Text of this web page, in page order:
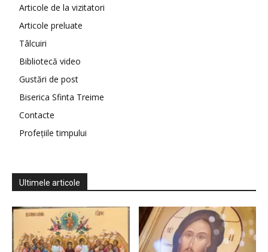
Articole de la vizitatori
Articole preluate
Tâlcuiri
Bibliotecă video
Gustări de post
Biserica Sfinta Treime
Contacte
Profețiile timpului
Ultimele articole